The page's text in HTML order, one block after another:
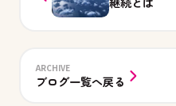
ARCHIVE
ブログ一覧へ戻る